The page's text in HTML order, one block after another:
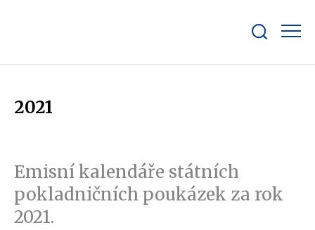
bar
2021
Emisní kalendáře státních
pokladničních poukázek za rok
2021.